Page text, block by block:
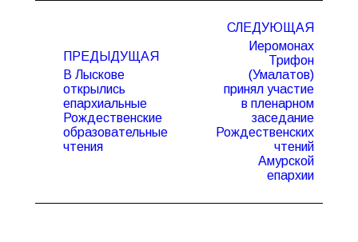
записям
ПРЕДЫДУЩАЯ
Предыдущая
запись:
В Лыскове
открылись
епархиальные
Рождественские
образовательные
чтения
СЛЕДУЮЩАЯ
Следующая
запись:
Иеромонах
Трифон
(Умалатов)
принял участие
в пленарном
заседание
Рождественских
чтений
Амурской
епархии